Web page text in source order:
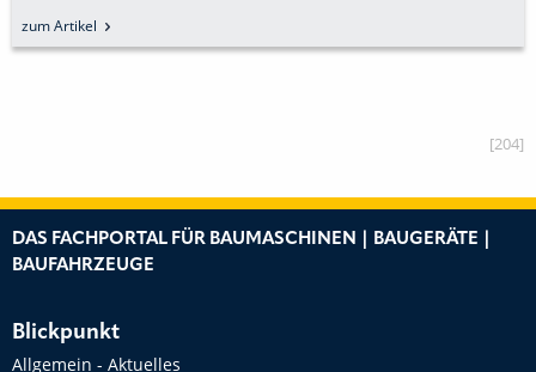
[204]
DAS FACHPORTAL FÜR BAUMASCHINEN | BAUGERÄTE |
BAUFAHRZEUGE
Blickpunkt
Allgemein - Aktuelles